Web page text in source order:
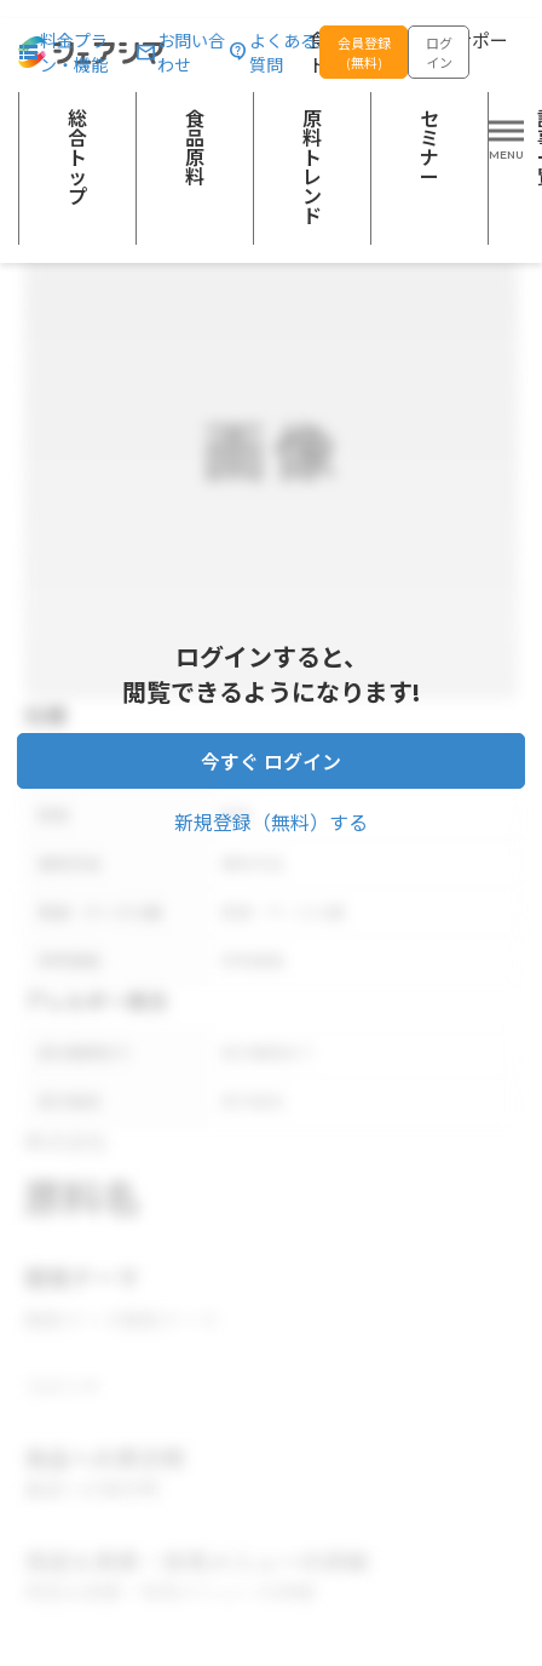
食品の企画開発をサポー
トする
料金プラ
ン・機能
お問い合
わせ
よくある
質問
会員登録
(無料)
ログ
イン
総
合
ト
ッ
プ
食
品
原
料
原
料
ト
レ
ン
ド
セ
ミ
ナ
ー
総合トップ 食品原料 【栽培時農薬不使用】鮮度長持ち!フリルレタス
野菜加工品
ログインすると、
閲覧できるようになります!
今すぐ ログイン
新規登録（無料）する
内容量
形状